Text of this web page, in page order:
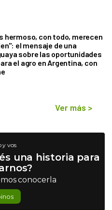
hermoso, con todo, merecen
el mensaje de una
sobre las oportunidades
el agro en Argentina, con
Ver más >
y vos
una historia para
conocerla